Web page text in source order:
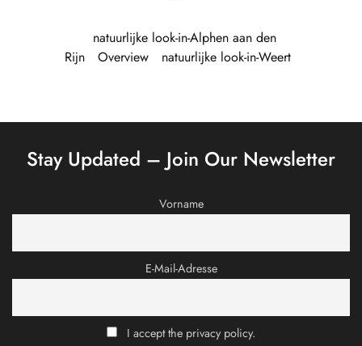
natuurlijke look-in-Alphen aan den
Rijn
Overview natuurlijke look-in-Weert
Stay Updated – Join Our Newsletter
Vorname
E-Mail-Adresse
I accept the privacy policy.